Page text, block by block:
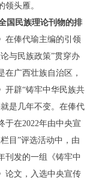
领头雁。
国 民族理论刊物的排
在俸代瑜主编的引领
与民族政策”贯穿办
在广西壮族自治区 ，
开辟“铸牢中华民族共
是几年不变。 在俸代
于在2022年由中央宣
目 ”评选活动中， 由
刊发的一组《铸牢中
论文，入选中央宣传